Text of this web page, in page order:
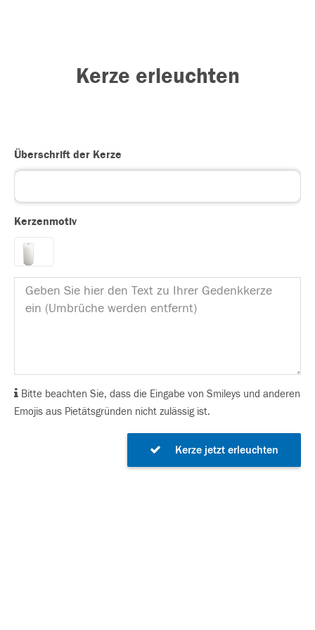
Kerze erleuchten
Überschrift der Kerze
Kerzenmotiv
Bitte beachten Sie, dass die Eingabe von Smileys und anderen
Emojis aus Pietätsgründen nicht zulässig ist.
Kerze jetzt erleuchten